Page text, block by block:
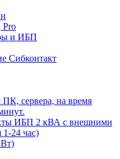
Pro
и ИБП
Сибконтакт
сервера, на время
ИБП 2 кВА с внешними
24 час)